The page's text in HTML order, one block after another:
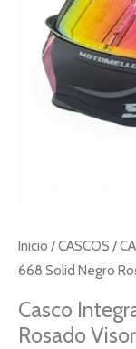
Inicio /CASCOS /
668 Solid Negro
Casco
Rosado
Visor
Iridium
Fucsia
cantidad